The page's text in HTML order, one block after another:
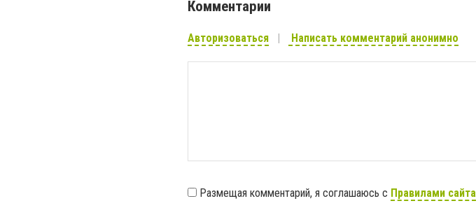
Комментарии
Авторизоваться Написать комментарий анонимно
Размещая комментарий, я соглашаюсь с Правилами сайта